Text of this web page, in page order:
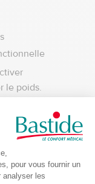
le poids.
son poids
le poids avec
performants.